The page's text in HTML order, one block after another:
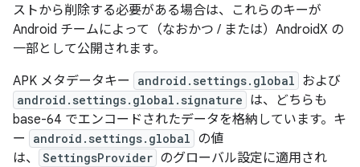
ストから削除する必要がある場合は、これらのキーが
Android チームによって（なおかつ / または）AndroidX の
一部として公開されます。
APK メタデータキー
android.settings.global および
android.settings.global.signature は、どちらも
base-64 でエンコードされたデータを格納しています。キ
ー
android.settings.global の値
は、
SettingsProvider のグローバル設定に適用され